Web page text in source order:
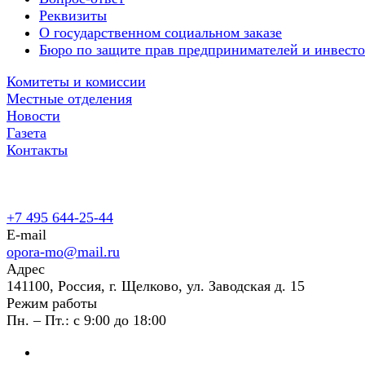
Реквизиты
О государственном социальном заказе
Бюро по защите прав предпринимателей и
Комитеты и комиссии
Местные отделения
Новости
Газета
Контакты
+7 495 644-25-44
E-mail
opora-mo@mail.ru
Адрес
141100, Россия, г. Щелково, ул. Заводская д. 15
Режим работы
Пн. – Пт.: с 9:00 до 18:00